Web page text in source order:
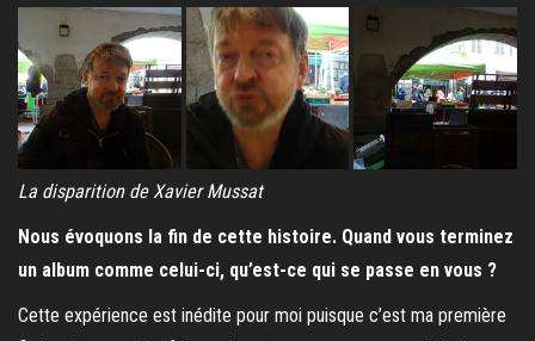
La disparition de Xavier Mussat
Nous évoquons la fin de cette histoire. Quand vous terminez
un album comme celui-ci, qu’est-ce qui se passe en vous ?
Cette expérience est inédite pour moi puisque c’est ma première